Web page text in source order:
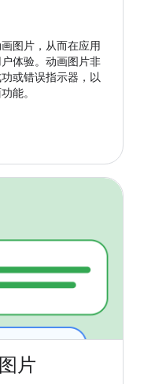
图片，从而在应用
体验。动画图片非
或错误指示器，以
能。
片